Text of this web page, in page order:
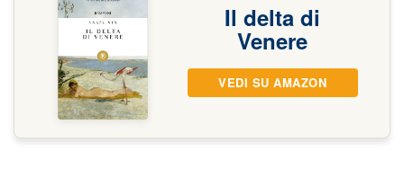
Il delta di
Venere
VEDI SU AMAZON